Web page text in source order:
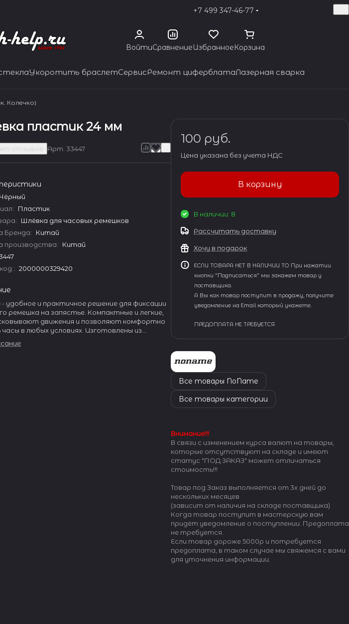
+7 499 347-46-77
ВойтиСравнениеИзбранноеКорзина
Укоротить браслетСервисРемонт циферблатаЛазерная сварка
Колечко)
пластик 24 мм
отзывов Арт.33447
Чёрный
: Пластик
: Шлёвка для часовых ремешков
Бренда: Китай
производства: Китай
: 2000000329420
удобное и практичное решение для фиксации
ремешка на запястье. Компактные и легкие,
движения и позволяют комфортно
в любых условиях. Изготовлены из
незаметными. Подходят для
100 руб.
Цена указана без учета НДС
В корзину
В наличии: 8
Рассчитать доставку
Хочу в подарок
ЕСЛИ ТОВАРА НЕТ В НАЛИЧИИ ТО При нажатии
кнопки "Подписаться" мы закажем товар у
поставщика.
А Вы как товар поступит в продажу, получите
уведомление на Email который укажете.
ПРЕДОПЛАТА НЕ ТРЕБУЕТСЯ
Все товары NoName
Все товары категории
Внимание!!!
В связи с изменением курса валют на товары,
которые отсутствуют на складе и имеют
статус "ПОД ЗАКАЗ" может отличаться
стоимость!!!
Товар под Заказ выполняется от 3х дней до
нескольких месяцев
(зависит от наличия на складе поставщика)
Когда товар поступит в мастерскую вам
придёт уведомление о поступлении. Предоплата
не требуется.
Если товар дороже 5000р и потребуется
предоплата, в таком случае мы свяжемся с вами
для уточнения информации.